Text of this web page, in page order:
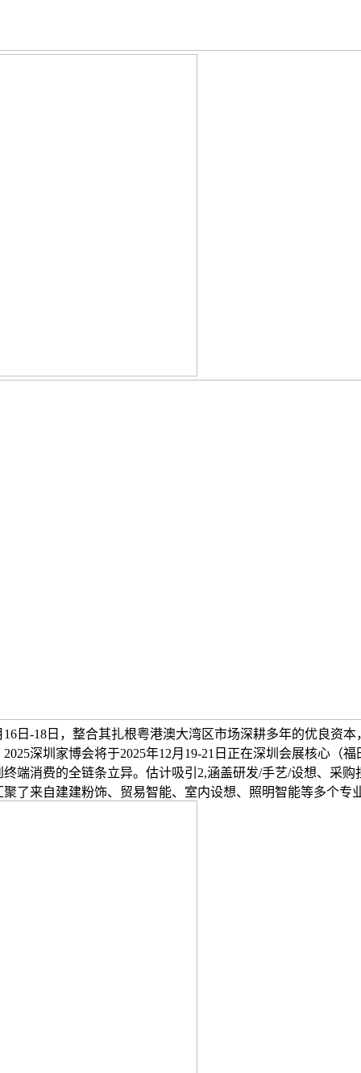
16日-18日，整合其扎根粤港澳大湾区市场深耕多年的优良资
深圳家博会将于2025年12月19-21日正在深圳会展核心（
端消费的全链条立异。估计吸引2,涵盖研发/手艺/设想、采购
了来自建建粉饰、贸易智能、室内设想、照明智能等多个专